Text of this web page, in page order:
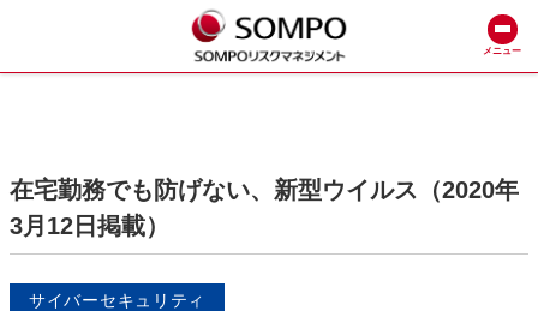
メニュー
在宅勤務でも防げない、新型ウイルス（2020年
3月12日掲載）
サイバーセキュリティ